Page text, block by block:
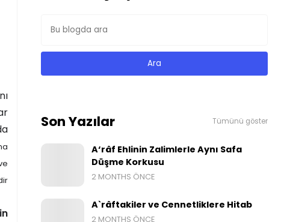
Son Yazılar Tümünü göster
A‘râf Ehlinin Zalimlerle Aynı Safa
Düşme Korkusu
2 MONTHS ÖNCE
A`râftakiler ve Cennetliklere Hitab
2 MONTHS ÖNCE